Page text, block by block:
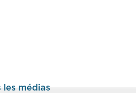
les médias